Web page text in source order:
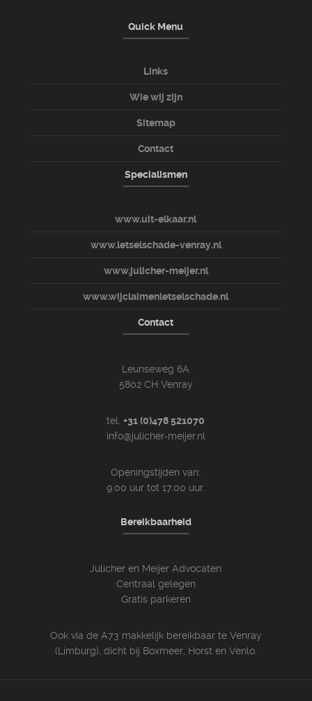
Quick Menu
Links
Wie wij zijn
Sitemap
Contact
Specialismen
www.uit-elkaar.nl
www.letselschade-venray.nl
www.julicher-meijer.nl
www.wijclaimenletselschade.nl
Contact
Leunseweg 6A
5802 CH Venray
tel.+31 (0)478 521070
info@julicher-meijer.nl
Openingstijden van:
9.00 uur tot 17.00 uur.
Bereikbaarheid
Julicher en Meijer Advocaten
Centraal gelegen
Gratis parkeren
Ook via de A73 makkelijk bereikbaar te Venray
(Limburg), dicht bij Boxmeer, Horst en Venlo.